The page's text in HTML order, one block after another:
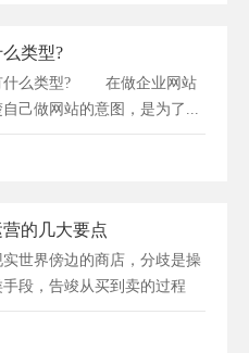
类型?
么类型? 在做企业网站
己做网站的意图，是为了...
的几大要点
世界傍边的商店，分歧是操
段，告竣从买到卖的过程